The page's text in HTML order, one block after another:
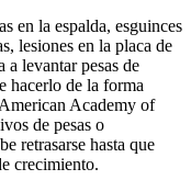
en la espalda, esguinces
lesiones en la placa de
levantar pesas de
hacerlo de la forma
Academy of
de pesas o
retrasarse hasta que
crecimiento.